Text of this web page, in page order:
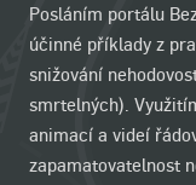
Posláním portálu
účinné příklady z
snižování
smrtelných).
animací a videí
zapamatovatelnost